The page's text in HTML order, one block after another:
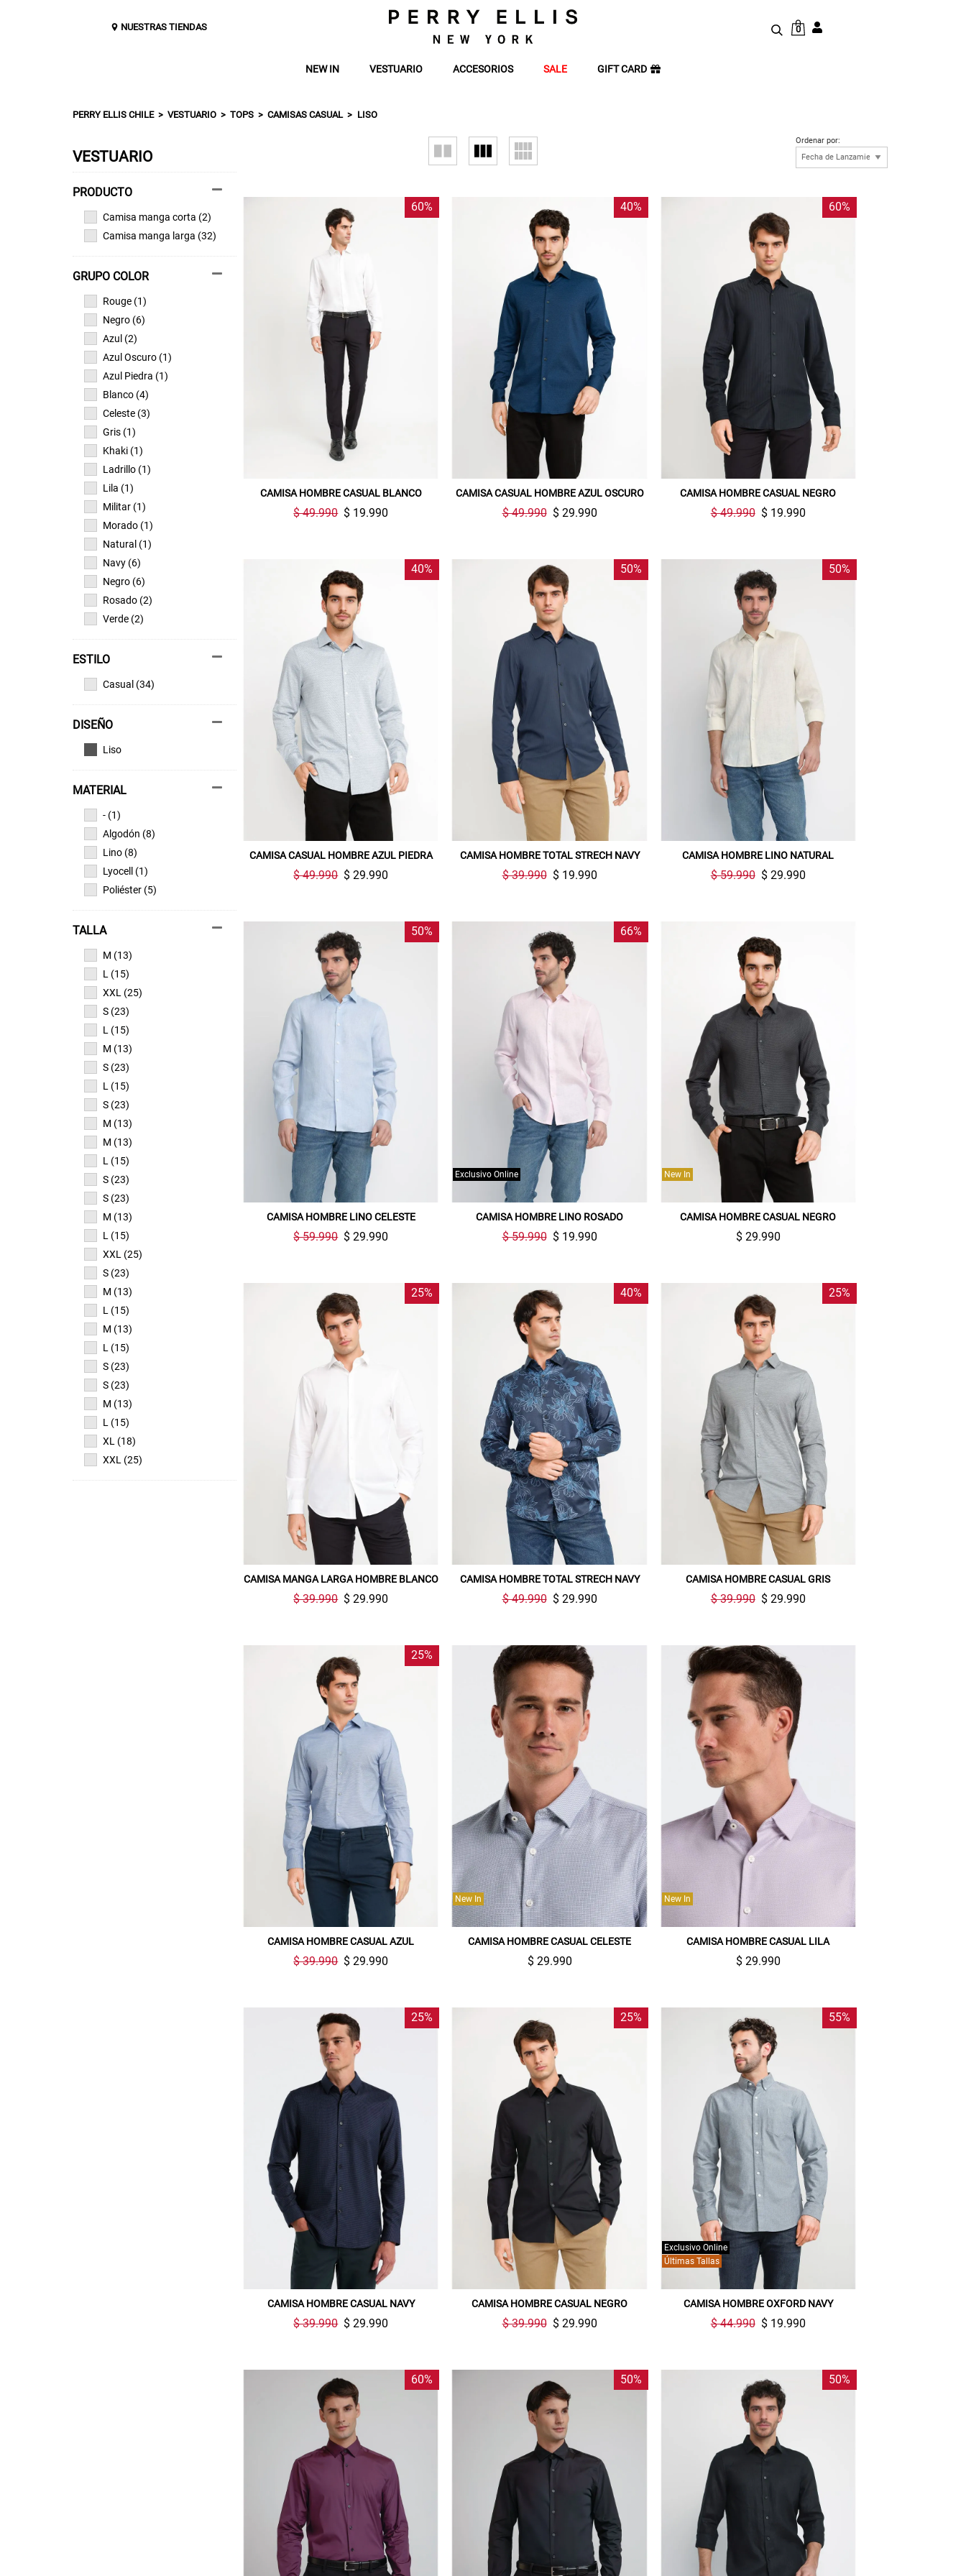
NUESTRAS TIENDAS 0
NEW IN VESTUARIO ACCESORIOS SALE GIFT CARD
PERRY ELLIS CHILE VESTUARIO TOPS CAMISAS CASUAL LISO
VESTUARIO
Camisa manga corta (2)
Camisa manga larga (32)
GRUPO COLOR
Rouge (1)
Negro (6)
Azul (2)
Azul Oscuro (1)
Azul Piedra (1)
Blanco (4)
Celeste (3)
Gris (1)
Khaki (1)
Ladrillo (1)
Lila (1)
Militar (1)
Morado (1)
Natural (1)
Navy (6)
Negro (6)
Rosado (2)
Verde (2)
ESTILO
Casual (34)
DISEÑO
Liso
MATERIAL
- (1)
Algodón (8)
Lino (8)
Lyocell (1)
Poliéster (5)
TALLA
M (13)
L (15)
XXL (25)
S (23)
L (15)
M (13)
S (23)
L (15)
S (23)
M (13)
M (13)
L (15)
S (23)
S (23)
M (13)
L (15)
XXL (25)
S (23)
M (13)
L (15)
M (13)
L (15)
S (23)
S (23)
M (13)
L (15)
XL (18)
XXL (25)
Ordenar por:
60%
CAMISA HOMBRE CASUAL BLANCO
$ 49.990 $ 19.990
40%
CAMISA CASUAL HOMBRE AZUL OSCURO
$ 49.990 $ 29.990
60%
CAMISA HOMBRE CASUAL NEGRO
$ 49.990 $ 19.990
40%
CAMISA CASUAL HOMBRE AZUL PIEDRA
$ 49.990 $ 29.990
50%
CAMISA HOMBRE TOTAL STRECH NAVY
$ 39.990 $ 19.990
50%
CAMISA HOMBRE LINO NATURAL
$ 59.990 $ 29.990
50%
CAMISA HOMBRE LINO CELESTE
$ 59.990 $ 29.990
66%
Exclusivo Online
CAMISA HOMBRE LINO ROSADO
$ 59.990 $ 19.990
New In
CAMISA HOMBRE CASUAL NEGRO
$ 29.990
25%
CAMISA MANGA LARGA HOMBRE BLANCO
$ 39.990 $ 29.990
40%
CAMISA HOMBRE TOTAL STRECH NAVY
$ 49.990 $ 29.990
25%
CAMISA HOMBRE CASUAL GRIS
$ 39.990 $ 29.990
25%
CAMISA HOMBRE CASUAL AZUL
$ 39.990 $ 29.990
New In
CAMISA HOMBRE CASUAL CELESTE
$ 29.990
New In
CAMISA HOMBRE CASUAL LILA
$ 29.990
25%
CAMISA HOMBRE CASUAL NAVY
$ 39.990 $ 29.990
25%
CAMISA HOMBRE CASUAL NEGRO
$ 39.990 $ 29.990
55%
Últimas Tallas
Exclusivo Online
CAMISA HOMBRE OXFORD NAVY
$ 44.990 $ 19.990
60% 50% 50%
Gracias por inscribirte!
Aquí esta tu cupón, usalo en tu siguiente